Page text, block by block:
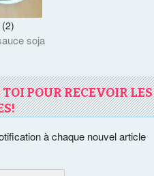
(2)
soja
POUR RECEVOIR LES
à chaque nouvel article